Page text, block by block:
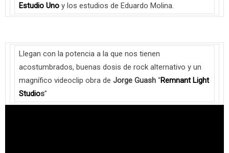
Estudio Uno y los estudios de Eduardo Molina.
Llegan con la potencia a la que nos tienen
acostumbrados, buenas dosis de rock alternativo y un
magnífico videoclip obra de Jorge Guash “Remnant Light
Studios”